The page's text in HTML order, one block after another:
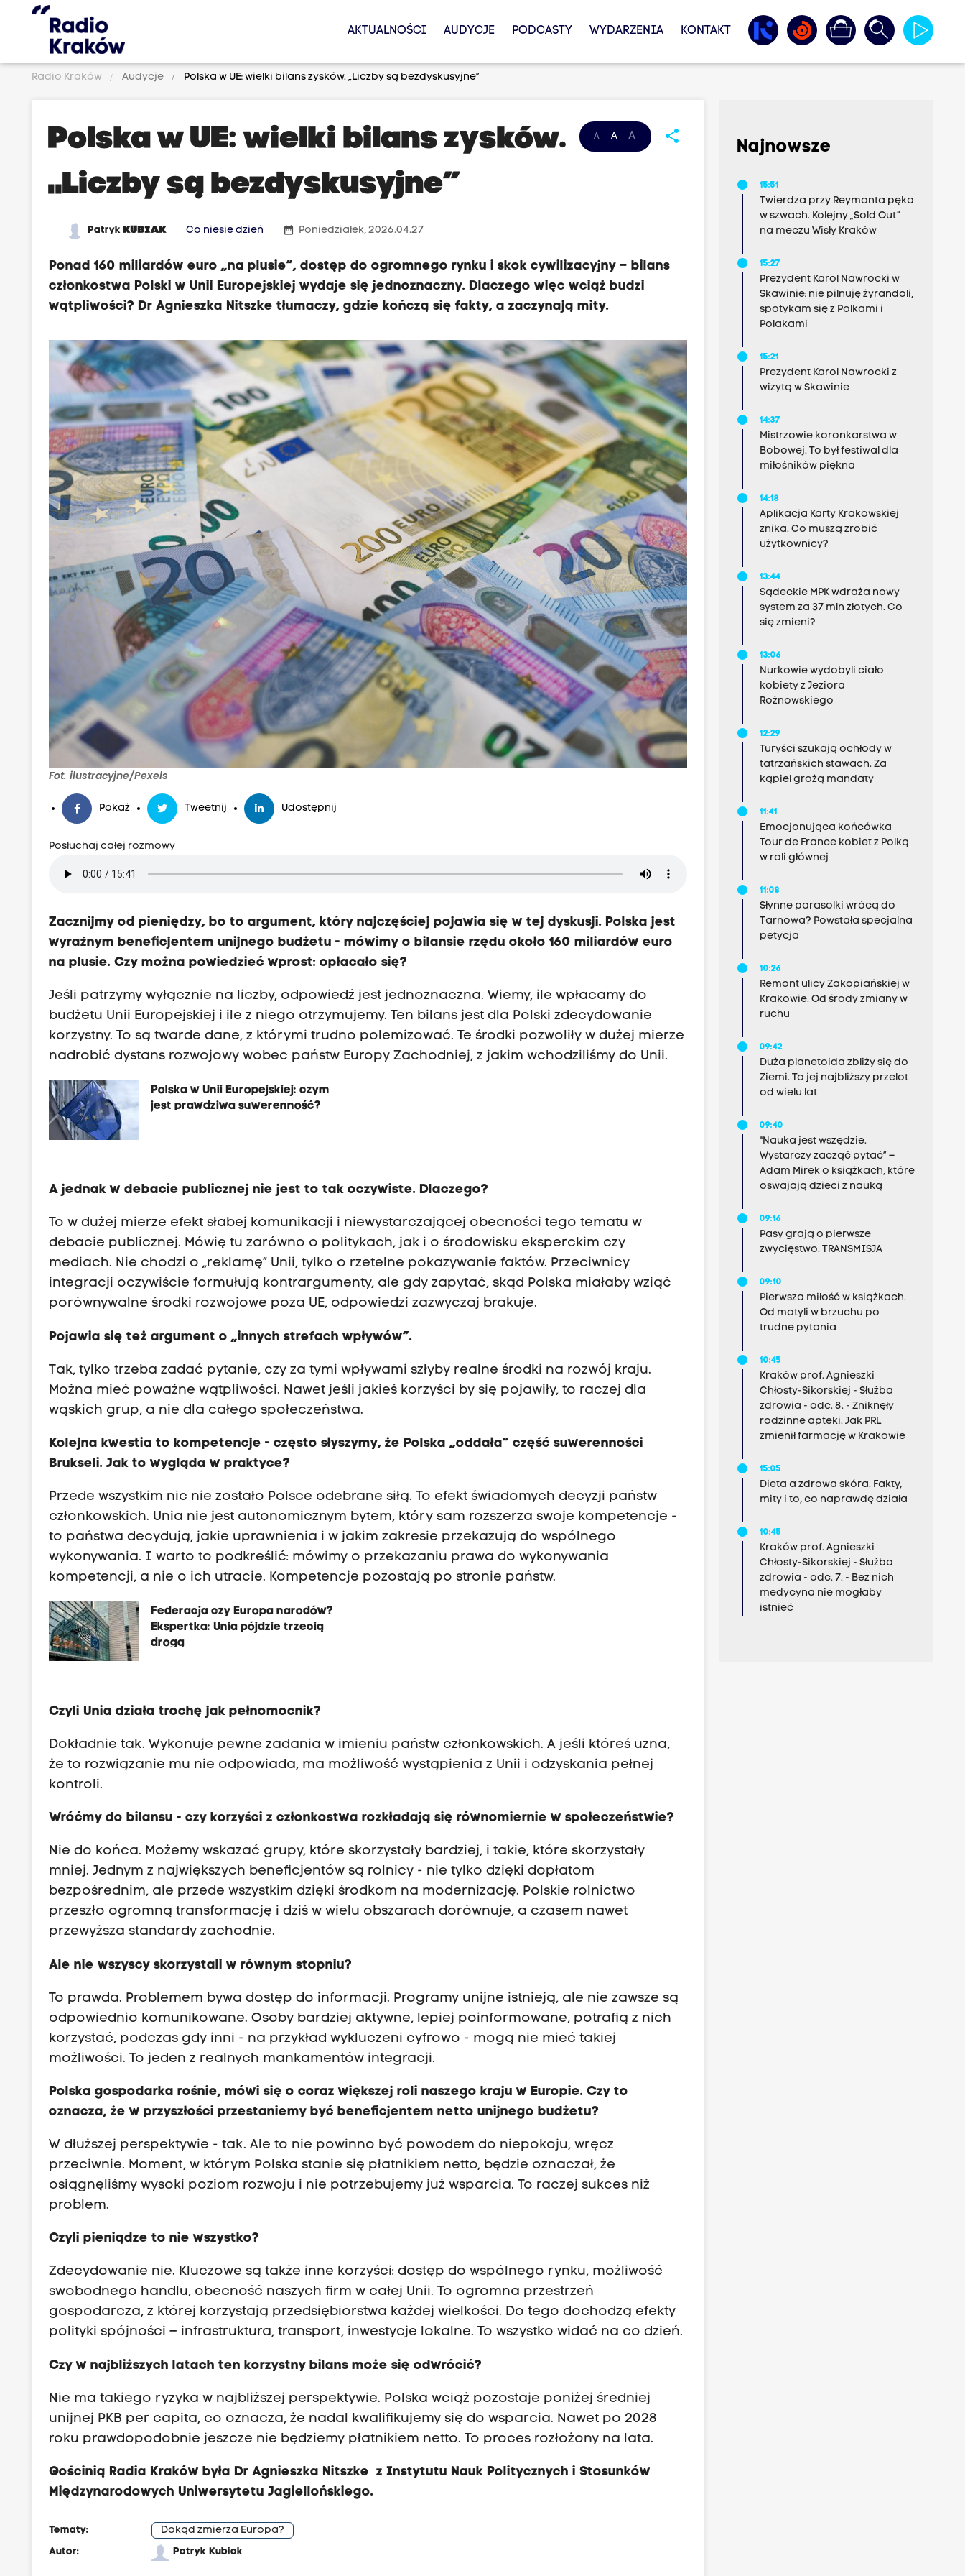
AKTUALNOŚCI AUDYCJE PODCASTY WYDARZENIA KONTAKT
Radio Kraków Audycje Polska w UE: wielki bilans zysków. „Liczby są bezdyskusyjne”
A A A share
Polska w UE: wielki bilans zysków.
„Liczby są bezdyskusyjne”
PatrykKUBIAK Co niesie dzień date_range Poniedziałek, 2026.04.27
Ponad 160 miliardów euro „na plusie”, dostęp do ogromnego rynku i skok cywilizacyjny – bilans
członkostwa Polski w Unii Europejskiej wydaje się jednoznaczny. Dlaczego więc wciąż budzi
wątpliwości? Dr Agnieszka Nitszke tłumaczy, gdzie kończą się fakty, a zaczynają mity.
Fot. ilustracyjne/Pexels
Pokaż Tweetnij Udostępnij
Posłuchaj całej rozmowy
Zacznijmy od pieniędzy, bo to argument, który najczęściej pojawia się w tej dyskusji. Polska jest
wyraźnym beneficjentem unijnego budżetu - mówimy o bilansie rzędu około 160 miliardów euro
na plusie. Czy można powiedzieć wprost: opłacało się?
Jeśli patrzymy wyłącznie na liczby, odpowiedź jest jednoznaczna. Wiemy, ile wpłacamy do
budżetu Unii Europejskiej i ile z niego otrzymujemy. Ten bilans jest dla Polski zdecydowanie
korzystny. To są twarde dane, z którymi trudno polemizować. Te środki pozwoliły w dużej mierze
nadrobić dystans rozwojowy wobec państw Europy Zachodniej, z jakim wchodziliśmy do Unii.
Polska w Unii Europejskiej: czym
jest prawdziwa suwerenność?
A jednak w debacie publicznej nie jest to tak oczywiste. Dlaczego?
To w dużej mierze efekt słabej komunikacji i niewystarczającej obecności tego tematu w
debacie publicznej. Mówię tu zarówno o politykach, jak i o środowisku eksperckim czy
mediach. Nie chodzi o „reklamę” Unii, tylko o rzetelne pokazywanie faktów. Przeciwnicy
integracji oczywiście formułują kontrargumenty, ale gdy zapytać, skąd Polska miałaby wziąć
porównywalne środki rozwojowe poza UE, odpowiedzi zazwyczaj brakuje.
Pojawia się też argument o „innych strefach wpływów”.
Tak, tylko trzeba zadać pytanie, czy za tymi wpływami szłyby realne środki na rozwój kraju.
Można mieć poważne wątpliwości. Nawet jeśli jakieś korzyści by się pojawiły, to raczej dla
wąskich grup, a nie dla całego społeczeństwa.
Kolejna kwestia to kompetencje - często słyszymy, że Polska „oddała” część suwerenności
Brukseli. Jak to wygląda w praktyce?
Przede wszystkim nic nie zostało Polsce odebrane siłą. To efekt świadomych decyzji państw
członkowskich. Unia nie jest autonomicznym bytem, który sam rozszerza swoje kompetencje -
to państwa decydują, jakie uprawnienia i w jakim zakresie przekazują do wspólnego
wykonywania. I warto to podkreślić: mówimy o przekazaniu prawa do wykonywania
kompetencji, a nie o ich utracie. Kompetencje pozostają po stronie państw.
Federacja czy Europa narodów?
Ekspertka: Unia pójdzie trzecią
drogą
Czyli Unia działa trochę jak pełnomocnik?
Dokładnie tak. Wykonuje pewne zadania w imieniu państw członkowskich. A jeśli któreś uzna,
że to rozwiązanie mu nie odpowiada, ma możliwość wystąpienia z Unii i odzyskania pełnej
kontroli.
Wróćmy do bilansu - czy korzyści z członkostwa rozkładają się równomiernie w społeczeństwie?
Nie do końca. Możemy wskazać grupy, które skorzystały bardziej, i takie, które skorzystały
mniej. Jednym z największych beneficjentów są rolnicy - nie tylko dzięki dopłatom
bezpośrednim, ale przede wszystkim dzięki środkom na modernizację. Polskie rolnictwo
przeszło ogromną transformację i dziś w wielu obszarach dorównuje, a czasem nawet
przewyższa standardy zachodnie.
Ale nie wszyscy skorzystali w równym stopniu?
To prawda. Problemem bywa dostęp do informacji. Programy unijne istnieją, ale nie zawsze są
odpowiednio komunikowane. Osoby bardziej aktywne, lepiej poinformowane, potrafią z nich
korzystać, podczas gdy inni - na przykład wykluczeni cyfrowo - mogą nie mieć takiej
możliwości. To jeden z realnych mankamentów integracji.
Polska gospodarka rośnie, mówi się o coraz większej roli naszego kraju w Europie. Czy to
oznacza, że w przyszłości przestaniemy być beneficjentem netto unijnego budżetu?
W dłuższej perspektywie - tak. Ale to nie powinno być powodem do niepokoju, wręcz
przeciwnie. Moment, w którym Polska stanie się płatnikiem netto, będzie oznaczał, że
osiągnęliśmy wysoki poziom rozwoju i nie potrzebujemy już wsparcia. To raczej sukces niż
problem.
Czyli pieniądze to nie wszystko?
Zdecydowanie nie. Kluczowe są także inne korzyści: dostęp do wspólnego rynku, możliwość
swobodnego handlu, obecność naszych firm w całej Unii. To ogromna przestrzeń
gospodarcza, z której korzystają przedsiębiorstwa każdej wielkości. Do tego dochodzą efekty
polityki spójności – infrastruktura, transport, inwestycje lokalne. To wszystko widać na co dzień.
Czy w najbliższych latach ten korzystny bilans może się odwrócić?
Nie ma takiego ryzyka w najbliższej perspektywie. Polska wciąż pozostaje poniżej średniej
unijnej PKB per capita, co oznacza, że nadal kwalifikujemy się do wsparcia. Nawet po 2028
roku prawdopodobnie jeszcze nie będziemy płatnikiem netto. To proces rozłożony na lata.
Gościnią Radia Kraków była Dr Agnieszka Nitszke z Instytutu Nauk Politycznych i Stosunków
Międzynarodowych Uniwersytetu Jagiellońskiego.
Tematy:
Dokąd zmierza Europa?
Autor:
Patryk Kubiak
Najnowsze
15:51
Twierdza przy Reymonta pęka
w szwach. Kolejny „Sold Out”
na meczu Wisły Kraków
15:27
Prezydent Karol Nawrocki w
Skawinie: nie pilnuję żyrandoli,
spotykam się z Polkami i
Polakami
15:21
Prezydent Karol Nawrocki z
wizytą w Skawinie
14:37
Mistrzowie koronkarstwa w
Bobowej. To był festiwal dla
miłośników piękna
14:18
Aplikacja Karty Krakowskiej
znika. Co muszą zrobić
użytkownicy?
13:44
Sądeckie MPK wdraża nowy
system za 37 mln złotych. Co
się zmieni?
13:06
Nurkowie wydobyli ciało
kobiety z Jeziora
Rożnowskiego
12:29
Turyści szukają ochłody w
tatrzańskich stawach. Za
kąpiel grożą mandaty
11:41
Emocjonująca końcówka
Tour de France kobiet z Polką
w roli głównej
11:08
Słynne parasolki wrócą do
Tarnowa? Powstała specjalna
petycja
10:26
Remont ulicy Zakopiańskiej w
Krakowie. Od środy zmiany w
ruchu
09:42
Duża planetoida zbliży się do
Ziemi. To jej najbliższy przelot
od wielu lat
09:40
"Nauka jest wszędzie.
Wystarczy zacząć pytać” –
Adam Mirek o książkach, które
oswajają dzieci z nauką
09:16
Pasy grają o pierwsze
zwycięstwo. TRANSMISJA
09:10
Pierwsza miłość w książkach.
Od motyli w brzuchu po
trudne pytania
10:45
Kraków prof. Agnieszki
Chłosty-Sikorskiej - Służba
zdrowia - odc. 8. - Zniknęły
rodzinne apteki. Jak PRL
zmienił farmację w Krakowie
15:05
Dieta a zdrowa skóra. Fakty,
mity i to, co naprawdę działa
10:45
Kraków prof. Agnieszki
Chłosty-Sikorskiej - Służba
zdrowia - odc. 7. - Bez nich
medycyna nie mogłaby
istnieć